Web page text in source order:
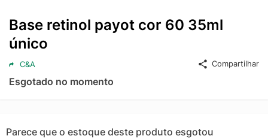
Base retinol payot cor 60 35ml
único
C&A Compartilhar
Esgotado no momento
Parece que o estoque deste produto esgotou